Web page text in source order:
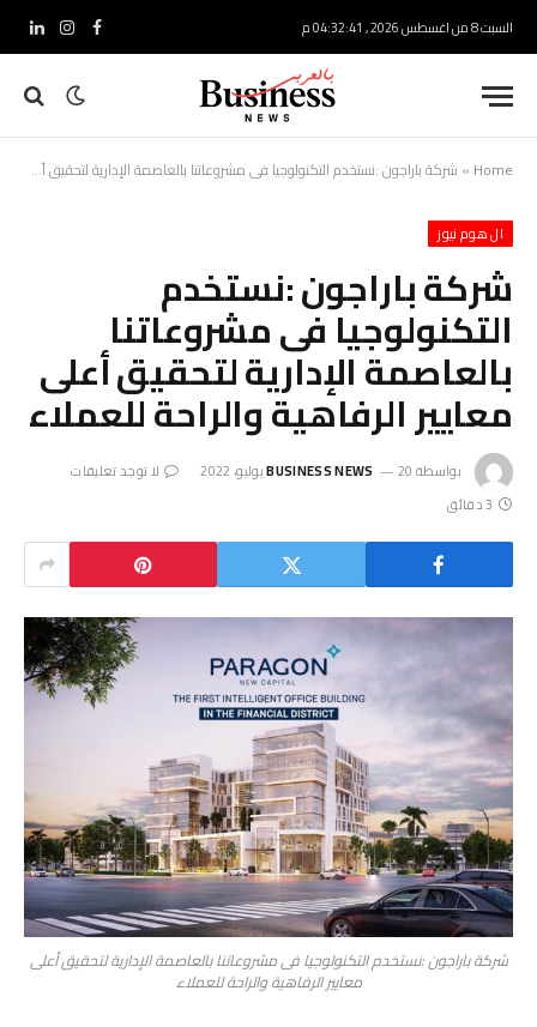
السبت 8 من اغسطس 2026 , 04:32:42 م فيسبوكالانستغرام
Home
» شركة باراجون :نستخدم التكنولوجيا فى مشروعاتنا بالعاصمة الإدارية لتحقيق أعلى معايير الرفاهية والراحة للعملاء
ال هوم نيوز
شركة باراجون :نستخدم
التكنولوجيا فى مشروعاتنا
بالعاصمة الإدارية لتحقيق أعلى
معايير الرفاهية والراحة للعملاء
بواسطة BUSINESS NEWS 20 يوليو، 2022
لا توجد تعليقات
3 دقائق
شركة باراجون :نستخدم التكنولوجيا فى مشروعاتنا بالعاصمة الإدارية لتحقيق أعلى
معايير الرفاهية والراحة للعملاء